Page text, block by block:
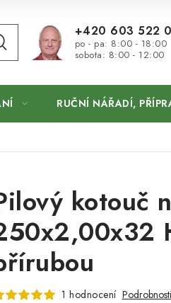
+420 603 522
po - pa: 8:00 - 18:00
sobota: 8:00 - 12:00
RUČNÍ NÁŘADÍ,
kotouč
1 hodnocení